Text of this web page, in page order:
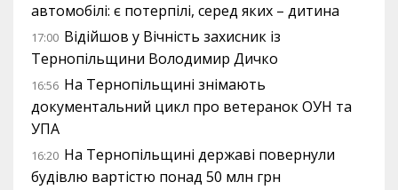
автомобілі: є потерпілі, серед яких – дитина
17:00 Відійшов у Вічність захисник із
Тернопільщини Володимир Дичко
16:56 На Тернопільщині знімають
документальний цикл про ветеранок ОУН та
УПА
16:20 На Тернопільщині державі повернули
будівлю вартістю понад 50 млн грн